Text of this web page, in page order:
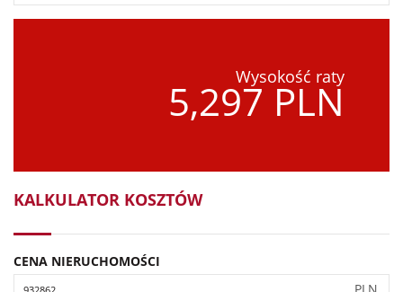
Wysokość raty
5,297 PLN
KALKULATOR KOSZTÓW
CENA NIERUCHOMOŚCI